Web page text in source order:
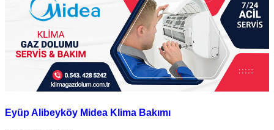
Eyüp Alibeyköy Midea Klima Bakımı